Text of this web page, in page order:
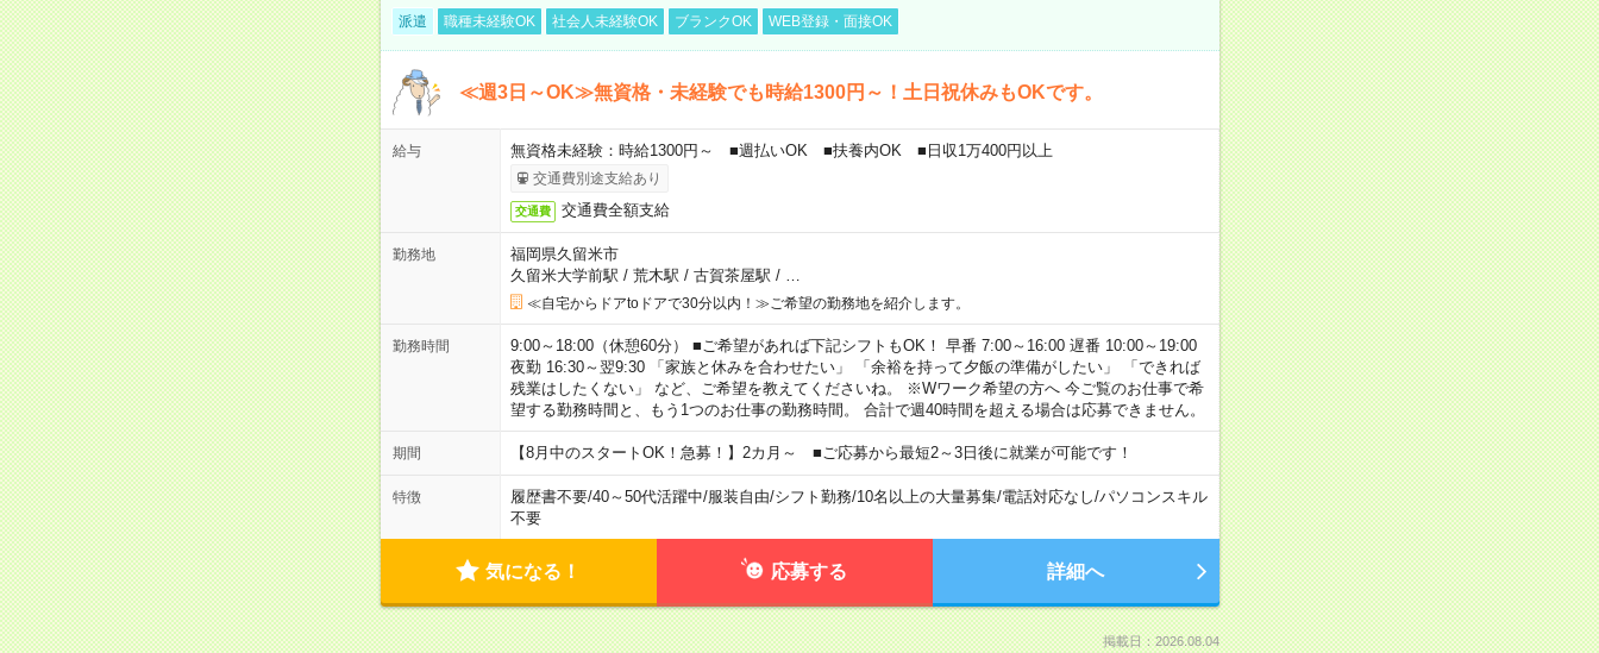
派遣 職種未経験OK 社会人未経験OK ブランクOK WEB登録・面接OK
≪週3日～OK≫無資格・未経験でも時給1300円～！土日祝休みもOKです。
給与 無資格未経験：時給1300円～ ■週払いOK ■扶養内OK ■日収1万400円以上
交通費別途支給あり
交通費 交通費全額支給
勤務地
福岡県久留米市
久留米大学前駅 / 荒木駅 / 古賀茶屋駅 / …
≪自宅からドアtoドアで30分以内！≫ご希望の勤務地を紹介します。
勤務時間
9:00～18:00（休憩60分） ■ご希望があれば下記シフトもOK！ 早番 7:00～16:00 遅番 10:00～19:00
夜勤 16:30～翌9:30 「家族と休みを合わせたい」 「余裕を持って夕飯の準備がしたい」 「できれば
残業はしたくない」 など、ご希望を教えてくださいね。 ※Wワーク希望の方へ 今ご覧のお仕事で希
望する勤務時間と、もう1つのお仕事の勤務時間。 合計で週40時間を超える場合は応募できません。
期間 【8月中のスタートOK！急募！】2カ月～ ■ご応募から最短2～3日後に就業が可能です！
特徴 履歴書不要/40～50代活躍中/服装自由/シフト勤務/10名以上の大量募集/電話対応なし/パソコンスキル
不要
気になる！ 応募する 詳細へ
掲載日：2026.08.04